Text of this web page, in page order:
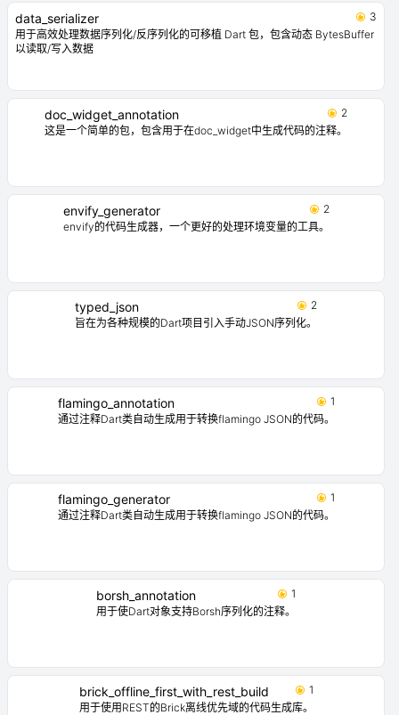
data_serializer
3
用于高效处理数据序列化/反序列化的可移植 Dart 包，包含动态 BytesBuffer
以读取/写入数据
doc_widget_annotation
2
这是一个简单的包，包含用于在doc_widget中生成代码的注释。
envify_generator
2
envify的代码生成器，一个更好的处理环境变量的工具。
typed_json
2
旨在为各种规模的Dart项目引入手动JSON序列化。
flamingo_annotation
1
通过注释Dart类自动生成用于转换flamingo JSON的代码。
flamingo_generator
1
通过注释Dart类自动生成用于转换flamingo JSON的代码。
borsh_annotation
1
用于使Dart对象支持Borsh序列化的注释。
brick_offline_first_with_rest_build
1
用于使用REST的Brick离线优先域的代码生成库。